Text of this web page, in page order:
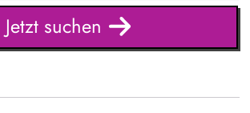
Jetzt suchen